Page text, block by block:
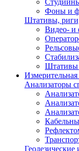
Фоны и
Штативы,
Видео- и
Штативы
Измерительная
Анализаторы